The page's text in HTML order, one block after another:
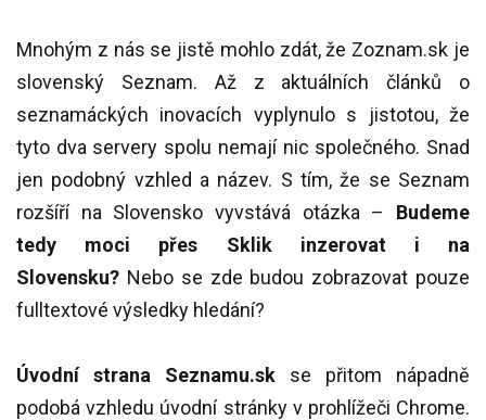
Mnohým z nás se jistě mohlo zdát, že Zoznam.sk je
slovenský Seznam. Až z aktuálních článků o
seznamáckých inovacích vyplynulo s jistotou, že
tyto dva servery spolu nemají nic společného. Snad
jen podobný vzhled a název. S tím, že se Seznam
rozšíří na Slovensko vyvstává otázka – Budeme
tedy moci přes Sklik inzerovat i na
Slovensku? Nebo se zde budou zobrazovat pouze
fulltextové výsledky hledání?
Úvodní strana Seznamu.sk se přitom nápadně
podobá vzhledu úvodní stránky v prohlížeči Chrome.